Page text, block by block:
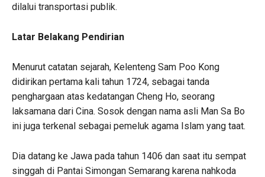
dilalui transportasi publik.
Latar Belakang Pendirian
Menurut catatan sejarah, Kelenteng Sam Poo Kong
didirikan pertama kali tahun 1724, sebagai tanda
penghargaan atas kedatangan Cheng Ho, seorang
laksamana dari Cina. Sosok dengan nama asli Man Sa Bo
ini juga terkenal sebagai pemeluk agama Islam yang taat.
Dia datang ke Jawa pada tahun 1406 dan saat itu sempat
singgah di Pantai Simongan Semarang karena nahkoda